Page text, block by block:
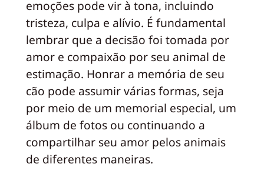
emoções pode vir à tona, incluindo
tristeza, culpa e alívio. É fundamental
lembrar que a decisão foi tomada por
amor e compaixão por seu animal de
estimação. Honrar a memória de seu
cão pode assumir várias formas, seja
por meio de um memorial especial, um
álbum de fotos ou continuando a
compartilhar seu amor pelos animais
de diferentes maneiras.